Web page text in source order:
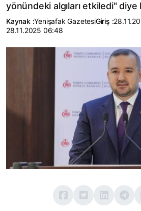
yönündeki algıları etkiledi"
Kaynak :Yenişafak GazetesiGiriş :
28.11.2025 06:48